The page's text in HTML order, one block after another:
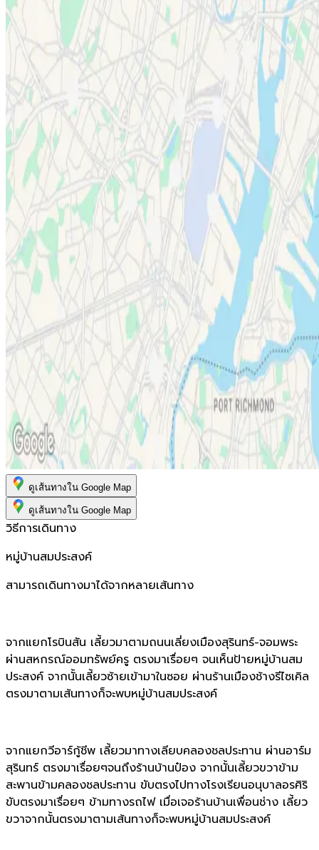
ดูเส้นทางใน Google Map
ดูเส้นทางใน Google Map
วิธีการเดินทาง
หมู่บ้านสมประสงค์
สามารถเดินทางมาได้จากหลายเส้นทาง
จากแยกโรบินสัน เลี้ยวมาตามถนนเลี่ยงเมืองสุรินทร์-จอมพระ
ผ่านสหกรณ์ออมทรัพย์ครู ตรงมาเรื่อยๆ จนเห็นป้ายหมู่บ้านสม
ประสงค์ จากนั้นเลี้ยวซ้ายเข้ามาในซอย ผ่านร้านเมืองช้างรีไซเคิล
ตรงมาตามเส้นทางก็จะพบหมู่บ้านสมประสงค์
จากแยกวีอาร์กู้ชีพ เลี้ยวมาทางเลียบคลองชลประทาน ผ่านอาร์ม
สุรินทร์ ตรงมาเรื่อยๆจนถึงร้านบ้านป๋อง จากนั้นเลี้ยวขวาข้าม
สะพานข้ามคลองชลประทาน ขับตรงไปทางโรงเรียนอนุบาลอรศิริ
ขับตรงมาเรื่อยๆ ข้ามทางรถไฟ เมื่อเจอร้านบ้านเพื่อนช่าง เลี้ยว
ขวาจากนั้นตรงมาตามเส้นทางก็จะพบหมู่บ้านสมประสงค์